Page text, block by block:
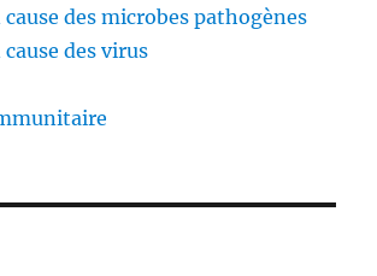
cause des microbes pathogènes
cause des virus